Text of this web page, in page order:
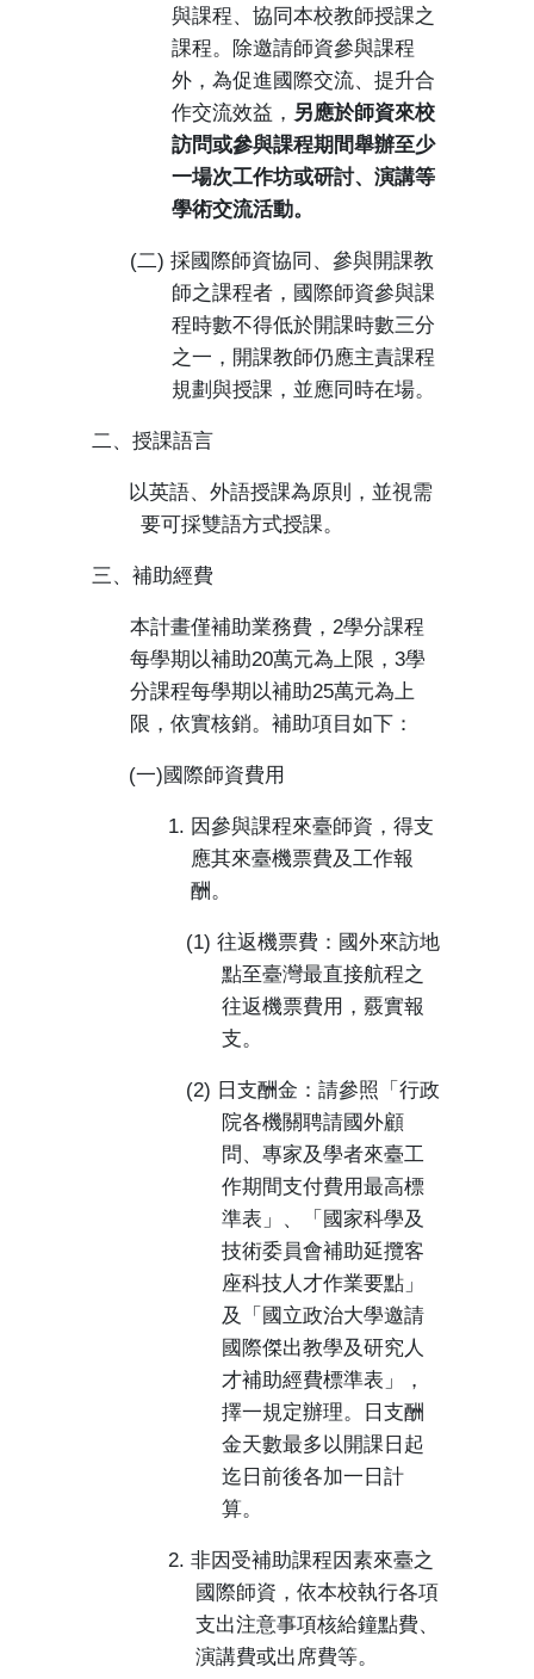
與課程、協同本校教師授課之
課程。除邀請師資參與課程
外，為促進國際交流、提升合
作交流效益， 另應於師資來校
訪問或參與課程期間舉辦至少
一場次工作坊或研討、演講等
學術交流活動。
(二) 採國際師資協同、參與開課教
師之課程者，國際師資參與課
程時數不得低於開課時數三分
之一，開課教師仍應主責課程
規劃與授課，並應同時在場。
二、授課語言
以英語、外語授課為原則，並視需
要可採雙語方式授課。
三、補助經費
本計畫僅補助業務費， 2學分課程
每學期以補助20萬元為上限， 3學
分課程每學期以補助25萬元為上
限，依實核銷。補助項目如下：
(一)國際師資費用
1. 因參與課程來臺師資，得支
應其來臺機票費及工作報
酬。
(1)往返機票費：國外來訪地
點至臺灣最直接航程之
往返機票費用，覈實報
支。
(2) 日支酬金：請參照「行政
院各機關聘請國外顧
問、專家及學者來臺工
作期間支付費用最高標
準表」、「國家科學及
技術委員會補助延攬客
座科技人才作業要點」
及「國立政治大學邀請
國際傑出教學及研究人
才補助經費標準表」，
擇一規定辦理。日支酬
金天數最多以開課日起
迄日前後各加一日計
算。
2.非因受補助課程因素來臺之
國際師資，依本校執行各項
支出注意事項核給鐘點費、
演講費或出席費等。